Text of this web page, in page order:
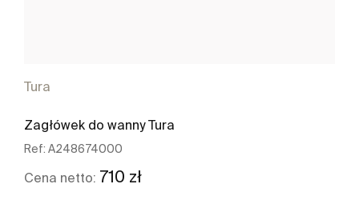
Tura
Zagłówek do wanny Tura
Ref: A248674000
Cena netto: 710 zł